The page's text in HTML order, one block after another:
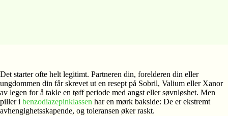
Det starter ofte helt legitimt. Partneren din, forelderen din eller
ungdommen din får skrevet ut en resept på Sobril, Valium eller Xanor
av legen for å takle en tøff periode med angst eller søvnløshet. Men
piller i benzodiazepinklassen har en mørk bakside: De er ekstremt
avhengighetsskapende, og toleransen øker raskt.